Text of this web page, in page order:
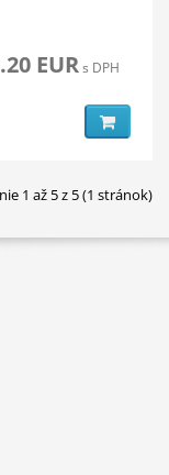
EURs DPH
1 až 5 z 5 (1 stránok)